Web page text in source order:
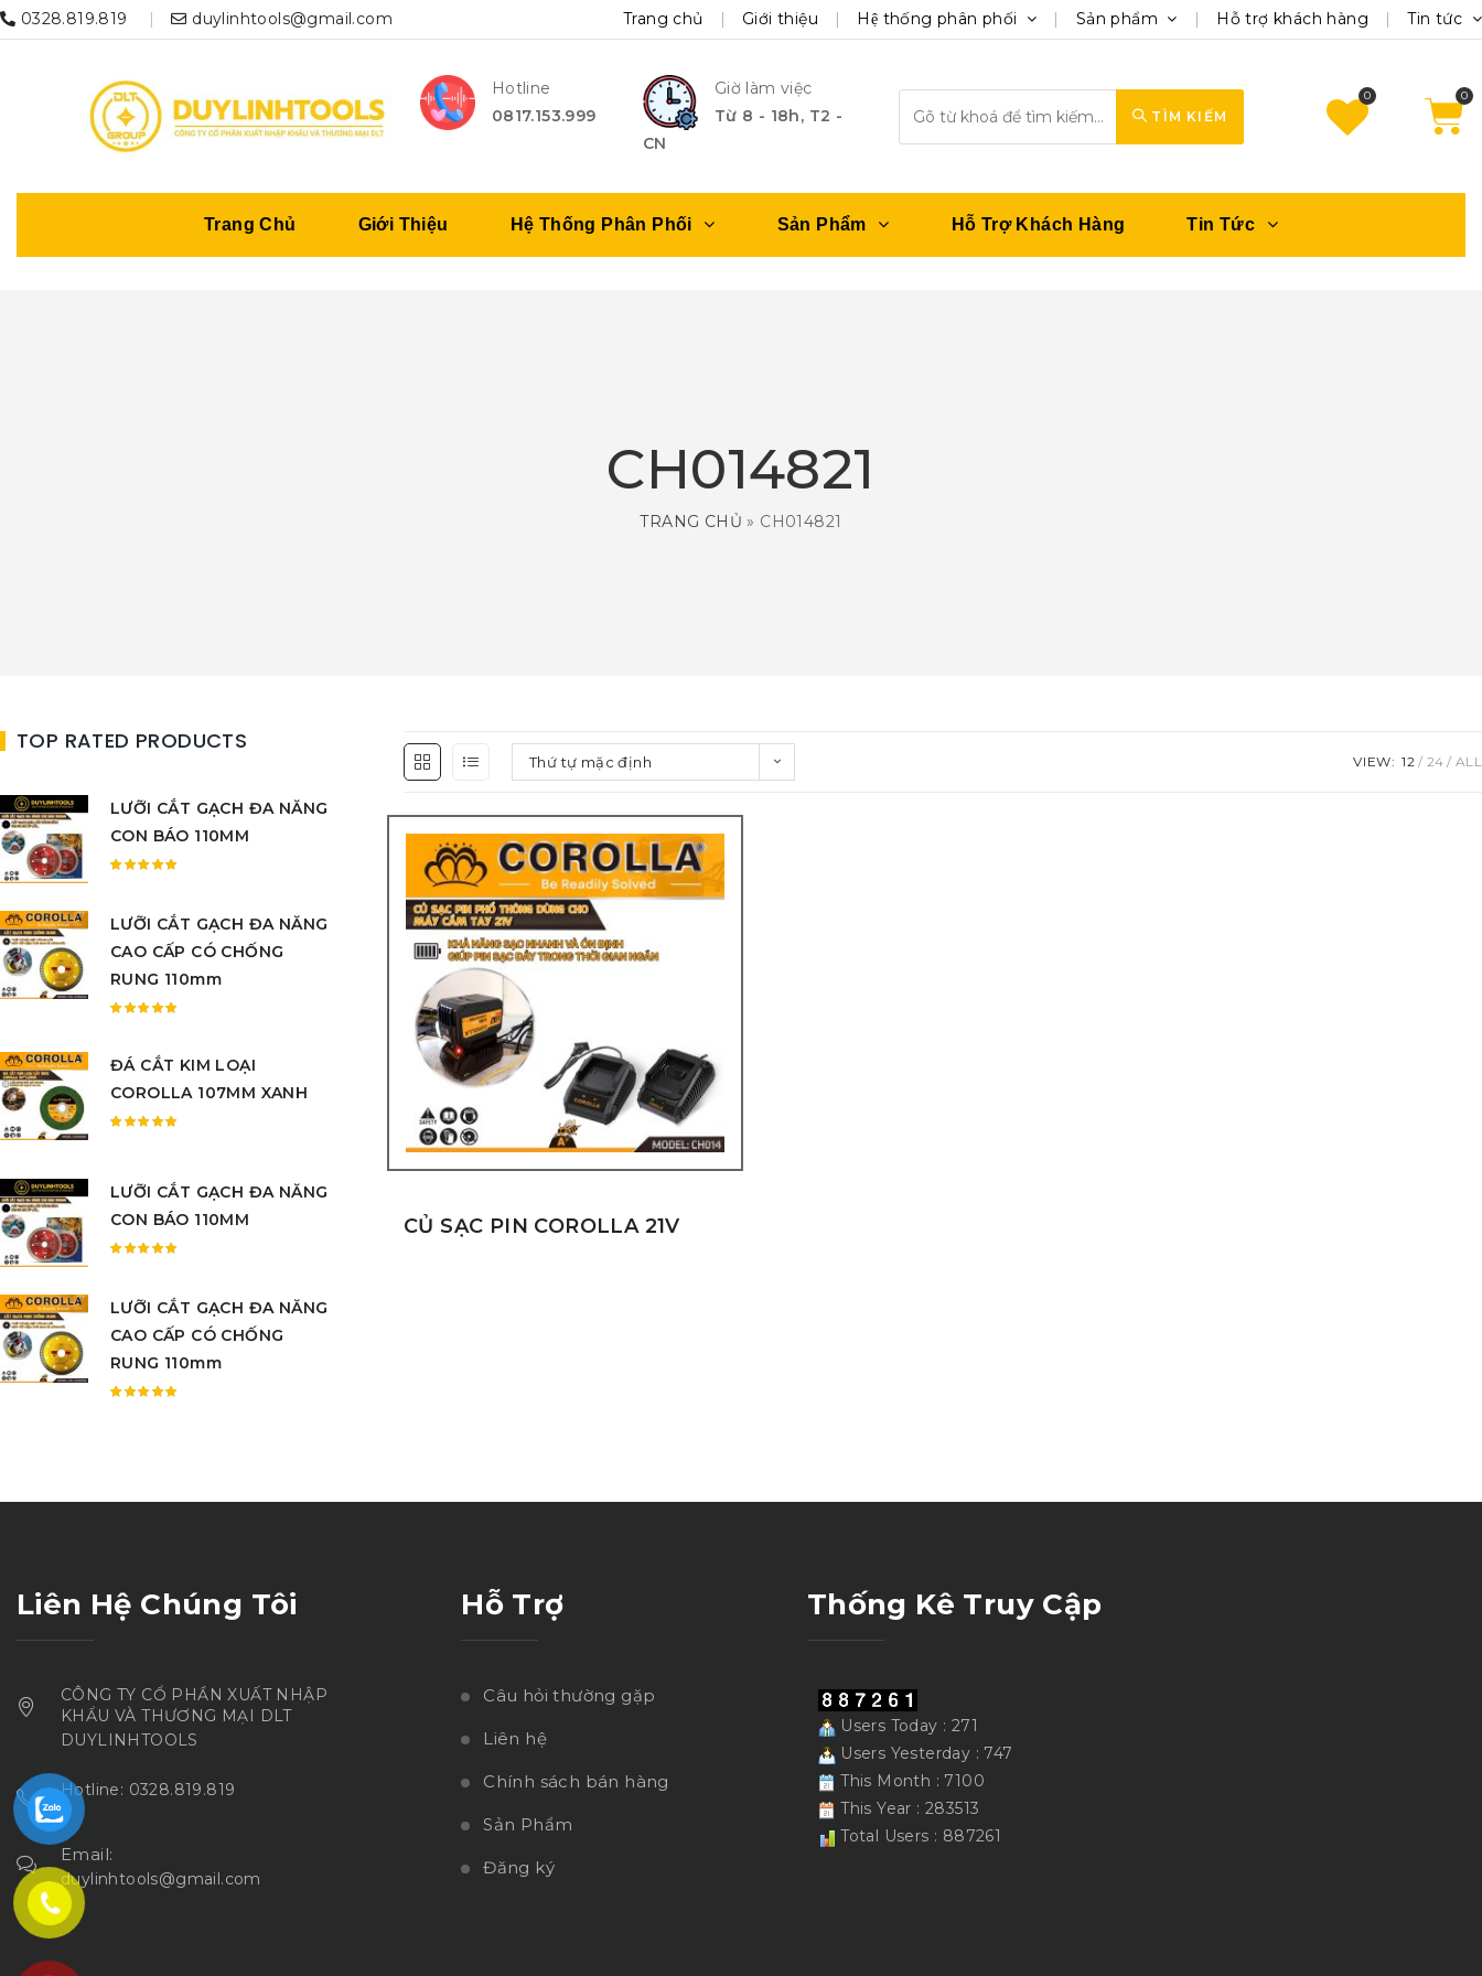
Trang chủ Giới thiệu Hệ thống phân phối Sản phẩm Hỗ trợ khách hàng Tin tức
0328.819.819 duylinhtools@gmail.com
Hotline
0817.153.999
Giờ làm việc
Từ 8 - 18h, T2 -
CN
TÌM KIẾM
0
Trang Chủ Giới Thiệu Hệ Thống Phân Phối Sản Phẩm Hỗ Trợ Khách Hàng Tin Tức
CH014821
TRANG CHỦ » CH014821
Thứ tự mặc định VIEW: 12 24 ALL
CỦ SẠC PIN COROLLA 21V
TOP RATED PRODUCTS
LƯỠI CẮT GẠCH ĐA NĂNG
CON BÁO 110MM
hạng
LƯỠI CẮT GẠCH ĐA NĂNG
CAO CẤP CÓ CHỐNG
RUNG 110mm
hạng
5.005
ĐÁ CẮT KIM LOẠI
COROLLA 107MM XANH
5.00 5
sao
LƯỠI CẮT GẠCH ĐA NĂNG
CON BÁO 110MM
hạng
LƯỠI CẮT GẠCH ĐA NĂNG
CAO CẤP CÓ CHỐNG
RUNG 110mm
Liên Hệ Chúng Tôi
CÔNG TY CỔ PHẦN XUẤT NHẬP
KHẨU VÀ THƯƠNG MẠI DLT
DUYLINHTOOLS
Hotline: 0328.819.819
Email:
duylinhtools@gmail.com
Hỗ Trợ
Câu hỏi thường gặp
Liên hệ
Chính sách bán hàng
Sản Phẩm
Đăng ký
Thống Kê Truy Cập
Users Today : 271
Users Yesterday : 747
This Month : 7100
This Year : 283513
Total Users : 887261